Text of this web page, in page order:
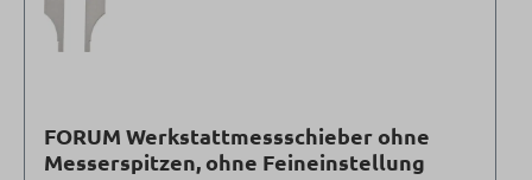
FORUM Werkstattmessschieber ohne
Messerspitzen, ohne Feineinstellung